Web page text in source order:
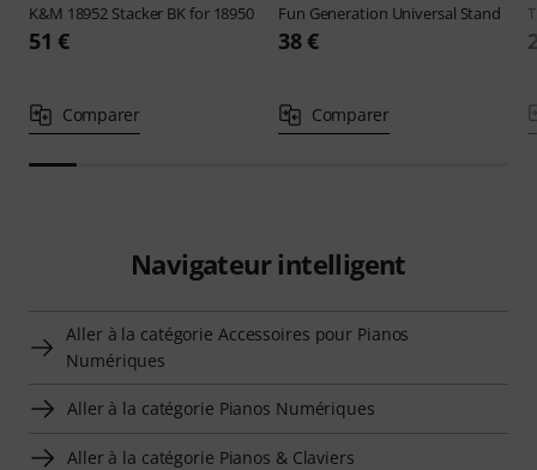
K&M 18952 Stacker BK for 18950
51 €
Comparer
Fun Generation Universal Stand
38 €
Comparer
Navigateur intelligent
Aller à la catégorie Accessoires pour Pianos
Numériques
Aller à la catégorie Pianos Numériques
Aller à la catégorie Pianos & Claviers